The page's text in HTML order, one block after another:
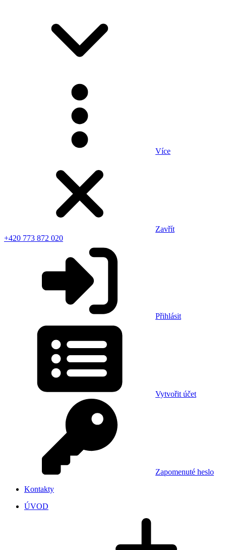
Více
Zavřít
+420 773 872 020
Přihlásit
Vytvořit účet
Zapomenuté heslo
Kontakty
ÚVOD